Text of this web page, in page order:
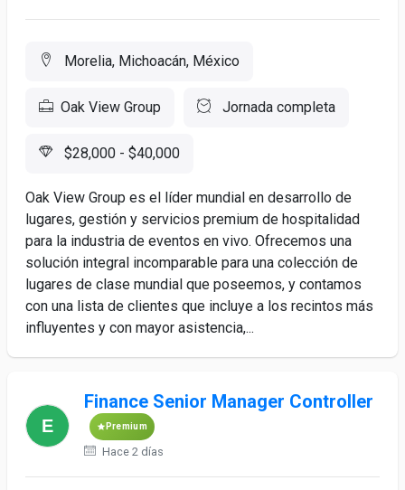
Morelia, Michoacán, México
Oak View Group Jornada completa
$28,000 - $40,000
Oak View Group es el líder mundial en desarrollo de
lugares, gestión y servicios premium de hospitalidad
para la industria de eventos en vivo. Ofrecemos una
solución integral incomparable para una colección de
lugares de clase mundial que poseemos, y contamos
con una lista de clientes que incluye a los recintos más
influyentes y con mayor asistencia,...
Finance Senior Manager Controller
Premium
Hace 2 días